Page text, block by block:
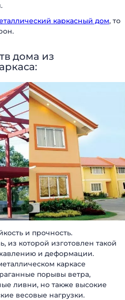
каркасный дом, то
дома из
и прочность.
из которой изготовлен такой
и деформации.
каркасе
порывы ветра,
ливни, но также высокие
весовые нагрузки.